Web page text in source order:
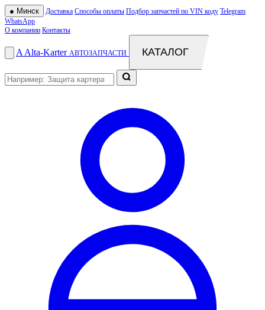
● Минск Доставка Способы оплаты Подбор запчастей по VIN коду Telegram
WhatsApp
О компании Контакты
A Alta-Karter АВТОЗАПЧАСТИ КАТАЛОГ